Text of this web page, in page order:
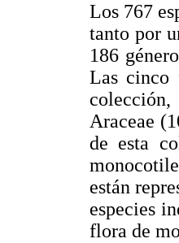
Los 767
tanto por
186
Las cinco
Araceae
de esta
están
especies
flora de